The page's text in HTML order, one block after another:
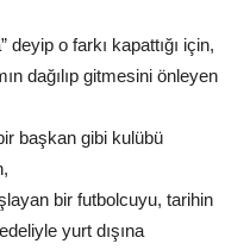
deyip o farkı kapattığı için,
dağılıp gitmesini önleyen
başkan gibi kulübü
bir futbolcuyu, tarihin
yurt dışına